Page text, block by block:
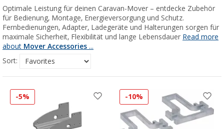
Optimale Leistung für deinen Caravan-Mover – entdecke Zubehör
für Bedienung, Montage, Energieversorgung und Schutz.
Fernbedienungen, Adapter, Ladegeräte und Halterungen sorgen für
maximale Sicherheit, Flexibilität und lange Lebensdauer Read more
about Mover Accessories ...
Sort:
-5% -10%